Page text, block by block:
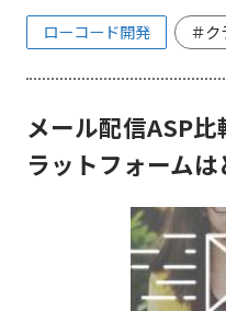
ローコード開発 ＃ク
メール配信ASP比
ラットフォーム